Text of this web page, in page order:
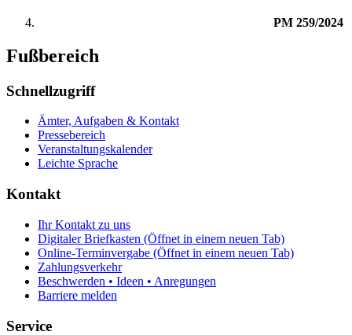
PM 259/2024
Fußbereich
Schnellzugriff
Ämter, Aufgaben & Kontakt
Pressebereich
Veranstaltungskalender
Leichte Sprache
Kontakt
Ihr Kontakt zu uns
Digitaler Briefkasten (Öffnet in einem neuen Tab)
Online-Terminvergabe (Öffnet in einem neuen Tab)
Zahlungsverkehr
Beschwerden • Ideen • Anregungen
Barriere melden
Service